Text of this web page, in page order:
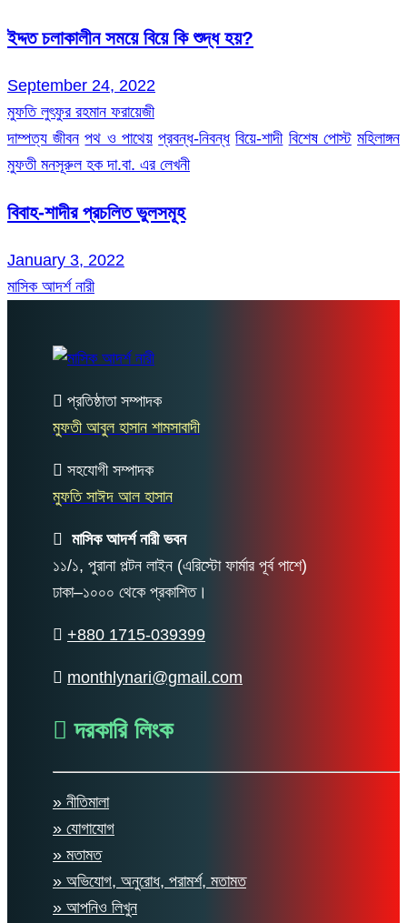
ইদ্দত চলাকালীন সময়ে বিয়ে কি শুদ্ধ হয়?
September 24, 2022
মুফতি লুৎফুর রহমান ফরায়েজী
দাম্পত্য জীবন পথ ও পাথেয় প্রবন্ধ-নিবন্ধ বিয়ে-শাদী বিশেষ পোস্ট মহিলাঙ্গন
মুফতী মনসূরুল হক দা.বা. এর লেখনী
বিবাহ-শাদীর প্রচলিত ভুলসমূহ
January 3, 2022
মাসিক আদর্শ নারী
প্রতিষ্ঠাতা সম্পাদক
মুফতী আবুল হাসান শামসাবাদী
সহযোগী সম্পাদক
মুফতি সাঈদ আল হাসান
মাসিক আদর্শ নারী ভবন
১১/১, পুরানা পল্টন লাইন (এরিস্টো ফার্মার পূর্ব পাশে)
ঢাকা–১০০০ থেকে প্রকাশিত।
+880 1715-039399
monthlynari@gmail.com
দরকারি লিংক
» নীতিমালা
» যোগাযোগ
» মতামত
» অভিযোগ, অনুরোধ, পরামর্শ, মতামত
» আপনিও লিখুন